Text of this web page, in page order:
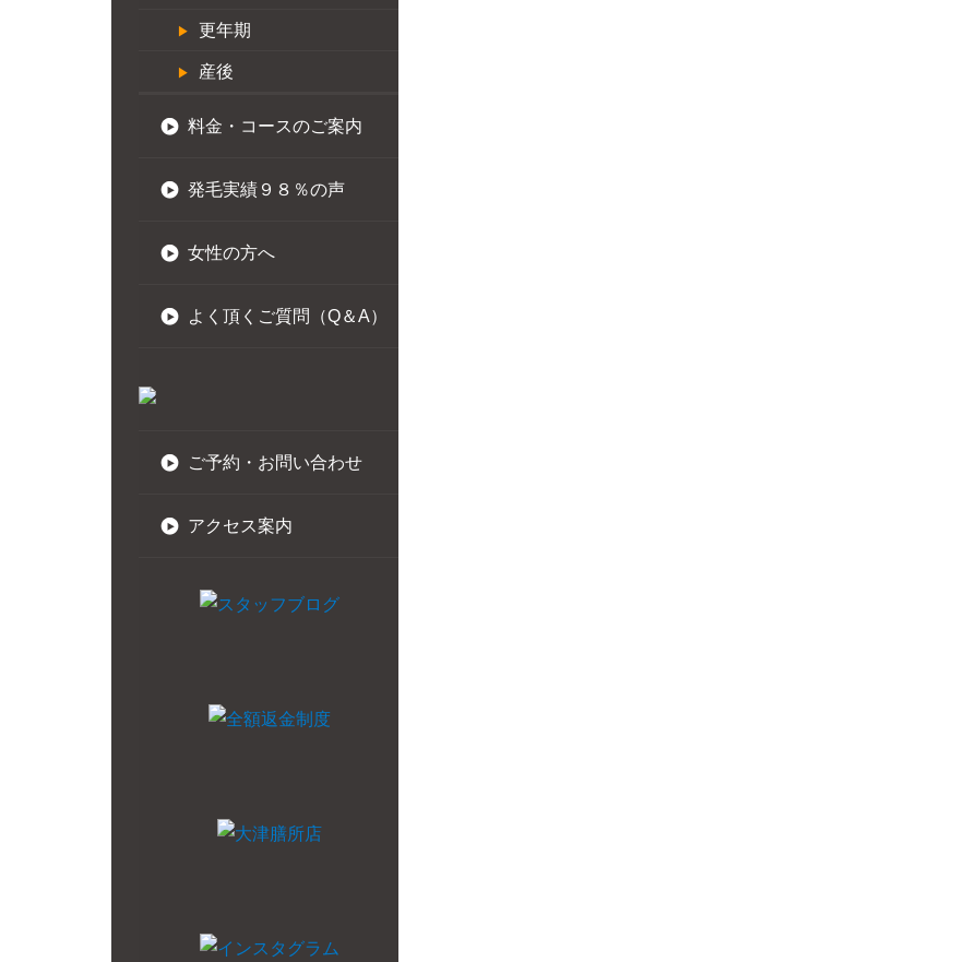
更年期
産後
料金・コースのご案内
発毛実績９８％の声
女性の方へ
よく頂くご質問（Q＆A）
ご予約・お問い合わせ
アクセス案内